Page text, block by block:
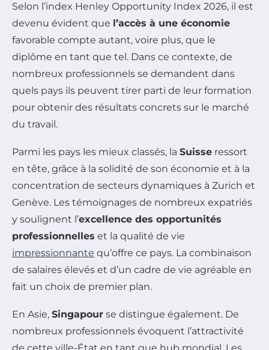
Selon l’index Henley Opportunity Index 2026, il est
devenu évident que l’accès à une économie
favorable compte autant, voire plus, que le
diplôme en tant que tel. Dans ce contexte, de
nombreux professionnels se demandent dans
quels pays ils peuvent tirer parti de leur formation
pour obtenir des résultats concrets sur le marché
du travail.
Parmi les pays les mieux classés, la Suisse ressort
en tête, grâce à la solidité de son économie et à la
concentration de secteurs dynamiques à Zurich et
Genève. Les témoignages de nombreux expatriés
y soulignent l’excellence des opportunités
professionnelles et la qualité de vie
impressionnante qu’offre ce pays. La combinaison
de salaires élevés et d’un cadre de vie agréable en
fait un choix de premier plan.
En Asie, Singapour se distingue également. De
nombreux professionnels évoquent l’attractivité